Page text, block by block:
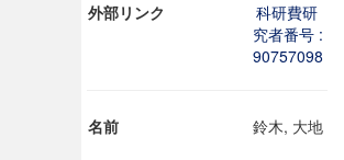
外部リンク
科研費研
究者番号 :
90757098
名前 鈴木, 大地